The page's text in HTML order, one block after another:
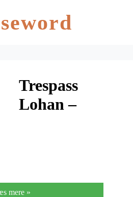
Trespass
Lohan –
mere »